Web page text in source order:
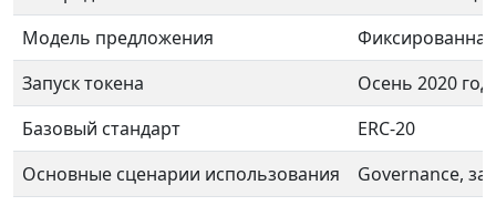
Модель предложения
Фиксированная
Запуск токена
Осень 2020
Базовый стандарт
ERC-20
Основные сценарии использования
Governance,